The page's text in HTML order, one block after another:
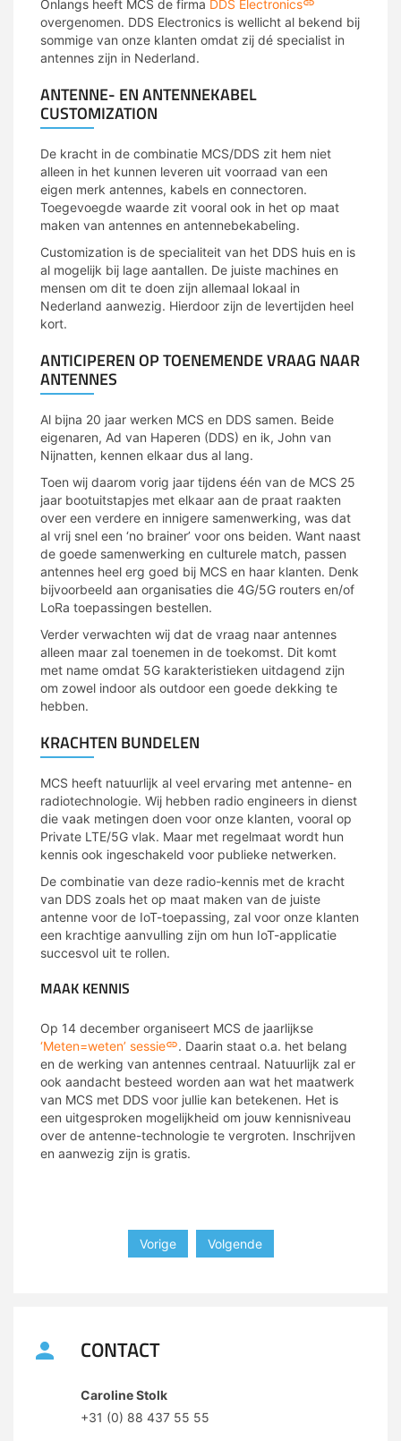
Onlangs heeft MCS de firma DDS Electronics
overgenomen. DDS Electronics is wellicht al bekend bij
sommige van onze klanten omdat zij dé specialist in
antennes zijn in Nederland.
ANTENNE- EN ANTENNEKABEL
CUSTOMIZATION
De kracht in de combinatie MCS/DDS zit hem niet
alleen in het kunnen leveren uit voorraad van een
eigen merk antennes, kabels en connectoren.
Toegevoegde waarde zit vooral ook in het op maat
maken van antennes en antennebekabeling.
Customization is de specialiteit van het DDS huis en is
al mogelijk bij lage aantallen. De juiste machines en
mensen om dit te doen zijn allemaal lokaal in
Nederland aanwezig. Hierdoor zijn de levertijden heel
kort.
ANTICIPEREN OP TOENEMENDE VRAAG NAAR
ANTENNES
Al bijna 20 jaar werken MCS en DDS samen. Beide
eigenaren, Ad van Haperen (DDS) en ik, John van
Nijnatten, kennen elkaar dus al lang.
Toen wij daarom vorig jaar tijdens één van de MCS 25
jaar bootuitstapjes met elkaar aan de praat raakten
over een verdere en innigere samenwerking, was dat
al vrij snel een ‘no brainer’ voor ons beiden. Want naast
de goede samenwerking en culturele match, passen
antennes heel erg goed bij MCS en haar klanten. Denk
bijvoorbeeld aan organisaties die 4G/5G routers en/of
LoRa toepassingen bestellen.
Verder verwachten wij dat de vraag naar antennes
alleen maar zal toenemen in de toekomst. Dit komt
met name omdat 5G karakteristieken uitdagend zijn
om zowel indoor als outdoor een goede dekking te
hebben.
KRACHTEN BUNDELEN
MCS heeft natuurlijk al veel ervaring met antenne- en
radiotechnologie. Wij hebben radio engineers in dienst
die vaak metingen doen voor onze klanten, vooral op
Private LTE/5G vlak. Maar met regelmaat wordt hun
kennis ook ingeschakeld voor publieke netwerken.
De combinatie van deze radio-kennis met de kracht
van DDS zoals het op maat maken van de juiste
antenne voor de IoT-toepassing, zal voor onze klanten
een krachtige aanvulling zijn om hun IoT-applicatie
succesvol uit te rollen.
MAAK KENNIS
Op 14 december organiseert MCS de jaarlijkse
‘Meten=weten’ sessie
. Daarin staat o.a. het belang
en de werking van antennes centraal. Natuurlijk zal er
ook aandacht besteed worden aan wat het maatwerk
van MCS met DDS voor jullie kan betekenen. Het is
een uitgesproken mogelijkheid om jouw kennisniveau
over de antenne-technologie te vergroten. Inschrijven
en aanwezig zijn is gratis.
Vorige Volgende
CONTACT
Caroline Stolk
+31 (0) 88 437 55 55